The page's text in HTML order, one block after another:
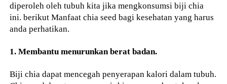
diperoleh oleh tubuh kita jika mengkonsumsi biji chia
ini. berikut Manfaat chia seed bagi kesehatan yang harus
anda perhatikan.
1. Membantu menurunkan berat badan.
Biji chia dapat mencegah penyerapan kalori dalam tubuh.